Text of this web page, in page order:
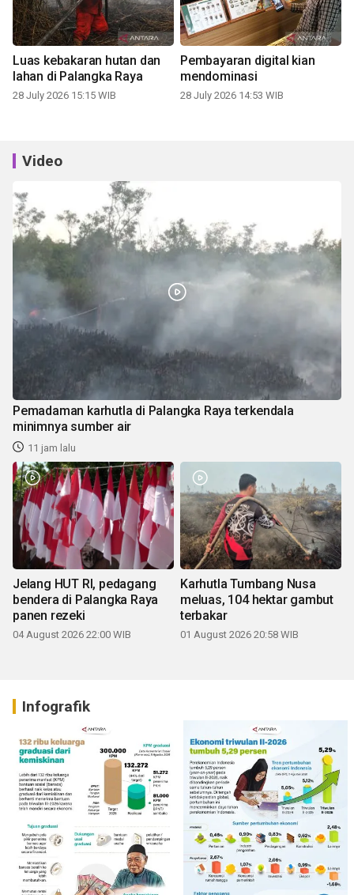
Luas kebakaran hutan dan
lahan di Palangka Raya
28 July 2026 15:15 WIB
Pembayaran digital kian
mendominasi
28 July 2026 14:53 WIB
Video
Pemadaman karhutla di Palangka Raya terkendala
minimnya sumber air
11 jam lalu
Jelang HUT RI, pedagang
bendera di Palangka Raya
panen rezeki
04 August 2026 22:00 WIB
Karhutla Tumbang Nusa
meluas, 104 hektar gambut
terbakar
01 August 2026 20:58 WIB
Infografik